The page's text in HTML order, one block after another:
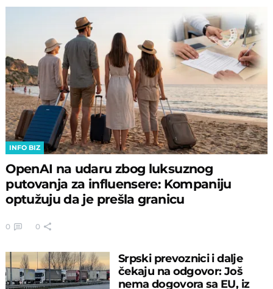
INFO BIZ
OpenAI na udaru zbog luksuznog
putovanja za influensere: Kompaniju
optužuju da je prešla granicu
0 0
Srpski prevoznici i dalje
čekaju na odgovor: Još
nema dogovora sa EU, iz